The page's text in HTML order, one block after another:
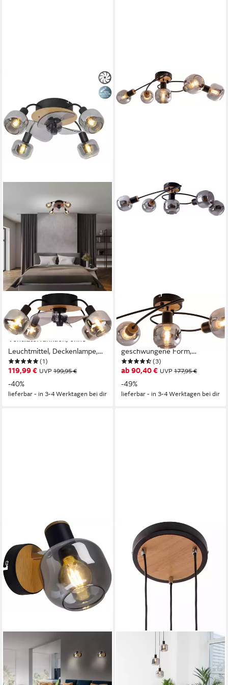
NÄVE
Deckenleuchte Fumoso
Deckenventilator,
Ventilatorfunktion, ohne
Leuchtmittel, Deckenlampe,
Ventilator, Fernbedienung,
4flg., E14 exkl., Glasschirme
(1)
119,99 € UVP 199,95 €
-40%
lieferbar - in 3-4 Werktagen bei dir
Deckenleuchte Fumoso, ohne
Leuchtmittel, 5-flammig, E14,
Glas dunkel getönt,
geschwungene Form,
schwarz, natur
(3)
ab 90,40 € UVP 177,95 €
-49%
lieferbar - in 3-4 Werktagen bei dir